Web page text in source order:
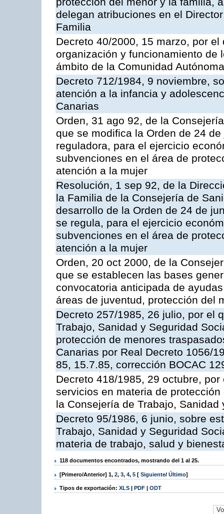
delegan atribuciones en el
Familia
Decreto 40/2000, 15 marzo, por
organización y funcionamiento de
ámbito de la Comunidad
Decreto 712/1984, 9 noviembre,
atención a la infancia y
Canarias
Orden, 31 ago 92, de la
que se modifica la Orden de 24
reguladora, para el ejercicio
subvenciones en el área de
atención a la mujer
Resolución, 1 sep 92, de la
la Familia de la Consejería de
desarrollo de la Orden de 24 de
se regula, para el ejercicio
subvenciones en el área de
atención a la mujer
Orden, 20 oct 2000, de la
que se establecen las bases
convocatoria anticipada de
áreas de juventud, protección del
Decreto 257/1985, 26 julio, por el
Trabajo, Sanidad y Seguridad
protección de menores
Canarias por Real Decreto 1056/
85, 15.7.85, corrección BOCAC
Decreto 418/1985, 29 octubre,
servicios en materia de
la Consejería de Trabajo, Sanidad
Decreto 95/1986, 6 junio, sobre
Trabajo, Sanidad y Seguridad
materia de trabajo, salud y
118 documentos encontrados, mostrando del 1 al 25.
[Primero/Anterior] 1, 2, 3, 4, 5 [ Siguiente/ Último]
Tipos de exportación: XLS | PDF | ODT